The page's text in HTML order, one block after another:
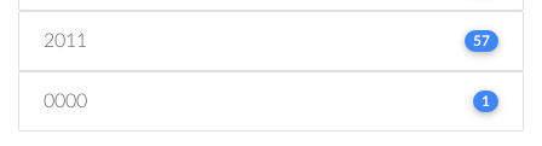
2011 57
0000 1